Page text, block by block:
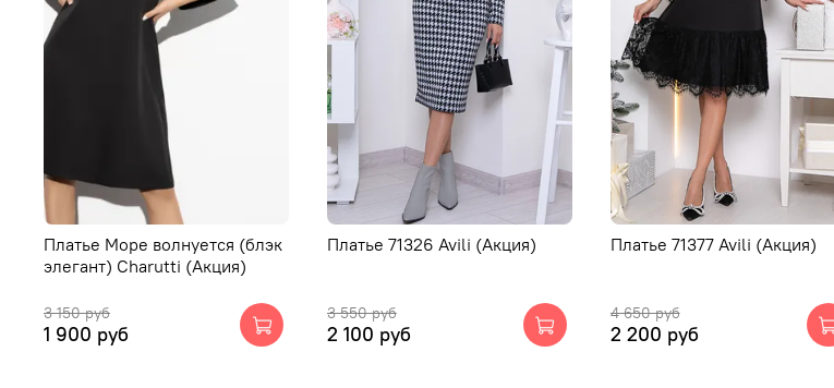
Платье Море волнуется (блэк
элегант) Charutti (Акция)
3 150 руб
1 900 руб
Платье 71326 Avili (Акция)
3 550 руб
2 100 руб
Платье 71377 Avili (Акция)
4 650 руб
2 200 руб